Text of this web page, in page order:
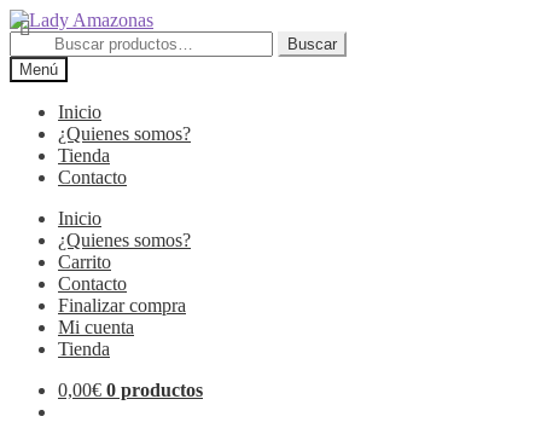
Buscar
Menú
Inicio
¿Quienes somos?
Tienda
Contacto
Inicio
¿Quienes somos?
Carrito
Contacto
Finalizar compra
Mi cuenta
Tienda
0,00€ 0 productos